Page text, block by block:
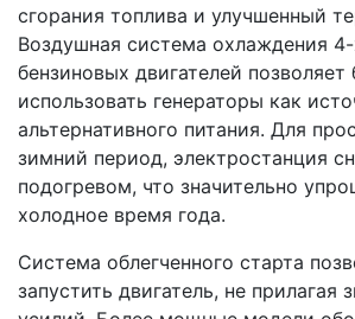
сгорания топлива и улучшенный
Воздушная система охлаждения
бензиновых двигателей позволяет
использовать генераторы как
альтернативного питания. Для
зимний период, электростанция
подогревом, что значительно
холодное время года.
Система облегченного старта
запустить двигатель, не прилагая